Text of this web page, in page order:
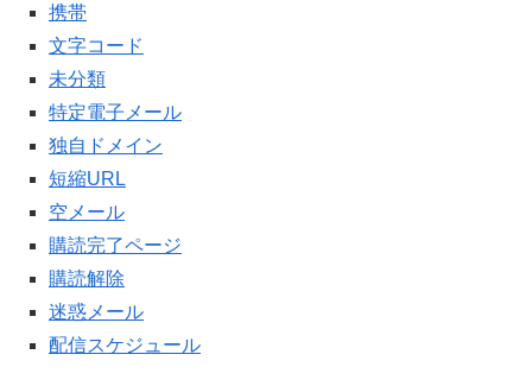
携帯
文字コード
未分類
特定電子メール
独自ドメイン
短縮URL
空メール
購読完了ページ
購読解除
迷惑メール
配信スケジュール